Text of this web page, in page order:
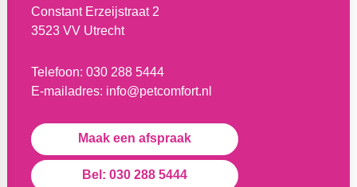
Constant Erzeijstraat 2
3523 VV Utrecht
Telefoon: 030 288 5444
E-mailadres: info@petcomfort.nl
Maak een afspraak
Bel: 030 288 5444